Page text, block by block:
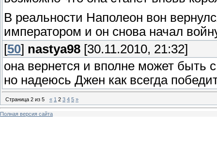
В реальности Наполеон вон
императором и он снова начал
[50] nastya98 [30.11.2010, 21:32]
она вернется и вполне может быть
но надеюсь Джен как всегда
Страница 2 из 5 « 1 2 3 4 5 »
Полная версия сайта